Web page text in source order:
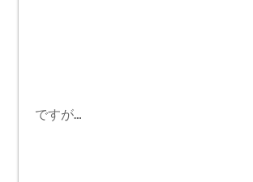
ですが…